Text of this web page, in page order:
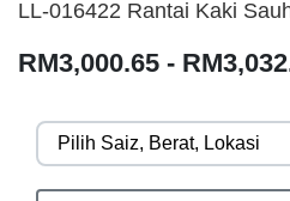
LL-016422 Rantai Kaki
RM3,000.65 -